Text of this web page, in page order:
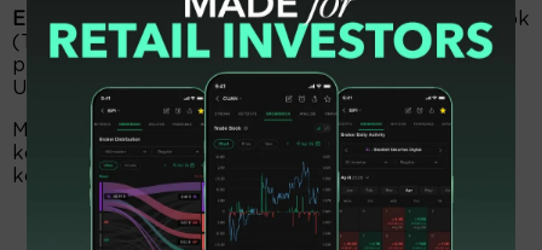
EmitenNews.com— PT Tembaga Mulia Semanan Tbk
(TBMS) meraih penjualan USD205,61 juta hingga
periode 31 Maret 2022 meningkat dari penjualan
USD176,79 juta di periode sama tahun sebelumnya.
Menurut laporan keuangan perseroan Kamis, laba
kotor tercatat sebesar USD4,67 juta naik dari laba
kotor USD4,47 juta tahun sebelumnya.